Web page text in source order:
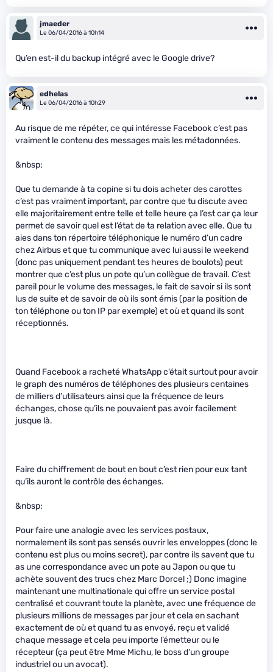
jmaeder
Le 06/04/2016 à 10h14
Qu’en est-il du backup intégré avec le Google drive?
edhelas
Le 06/04/2016 à 10h29
Au risque de me répéter, ce qui intéresse Facebook c’est pas
vraiment le contenu des messages mais les métadonnées.
&nbsp;
Que tu demande à ta copine si tu dois acheter des carottes
c’est pas vraiment important, par contre que tu discute avec
elle majoritairement entre telle et telle heure ça l’est car ça leur
permet de savoir quel est l’état de ta relation avec elle. Que tu
aies dans ton répertoire téléphonique le numéro d’un cadre
chez Airbus et que tu communique avec lui aussi le weekend
(donc pas uniquement pendant tes heures de boulots) peut
montrer que c’est plus un pote qu’un collègue de travail. C’est
pareil pour le volume des messages, le fait de savoir si ils sont
lus de suite et de savoir de où ils sont émis (par la position de
ton téléphone ou ton IP par exemple) et où et quand ils sont
réceptionnés.
Quand Facebook a racheté WhatsApp c’était surtout pour avoir
le graph des numéros de téléphones des plusieurs centaines
de milliers d’utilisateurs ainsi que la fréquence de leurs
échanges, chose qu’ils ne pouvaient pas avoir facilement
jusque là.
Faire du chiffrement de bout en bout c’est rien pour eux tant
qu’ils auront le contrôle des échanges.
&nbsp;
Pour faire une analogie avec les services postaux,
normalement ils sont pas sensés ouvrir les enveloppes (donc le
contenu est plus ou moins secret), par contre ils savent que tu
as une correspondance avec un pote au Japon ou que tu
achète souvent des trucs chez Marc Dorcel ;) Donc imagine
maintenant une multinationale qui offre un service postal
centralisé et couvrant toute la planète, avec une fréquence de
plusieurs millions de messages par jour et cela en sachant
exactement de où et quand tu as envoyé, reçu et validé
chaque message et cela peu importe l’émetteur ou le
récepteur (ça peut être Mme Michu, le boss d’un groupe
industriel ou un avocat).